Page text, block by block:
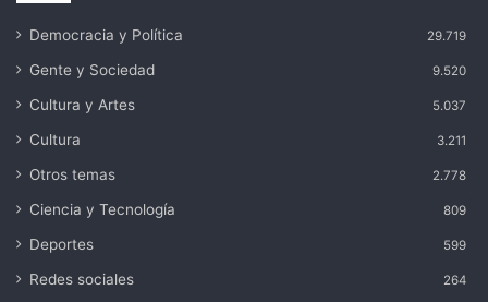
Democracia y Política 29.719
Gente y Sociedad 9.520
Cultura y Artes 5.037
Cultura 3.211
Otros temas 2.778
Ciencia y Tecnología 809
Deportes 599
Redes sociales 264